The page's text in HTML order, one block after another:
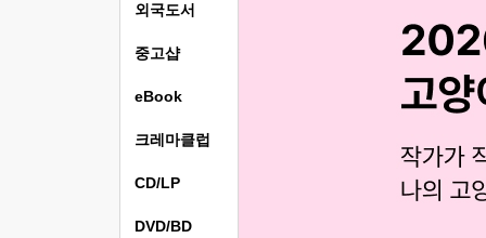
외국도서
중고샵
eBook
크레마클럽
CD/LP
DVD/BD